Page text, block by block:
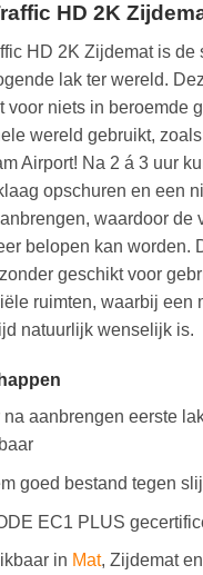
HD 2K
HD 2K Zijdemat is de
lak ter wereld.
voor niets in beroemde
wereld gebruikt,
Airport! Na 2 á 3 uur
opschuren en een
waardoor de
belopen kan worden.
geschikt voor
ruimten, waarbij een
natuurlijk wenselijk is.
na aanbrengen eerste
goed bestand tegen
EC1 PLUS
in Mat, Zijdemat en